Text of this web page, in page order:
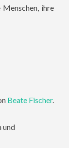
Menschen, ihre
Beate Fischer.
und